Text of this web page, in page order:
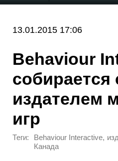
13.01.2015 17:06
Behaviour
собирается
издателем
игр
Теги: Behaviour Interactive,
Канада